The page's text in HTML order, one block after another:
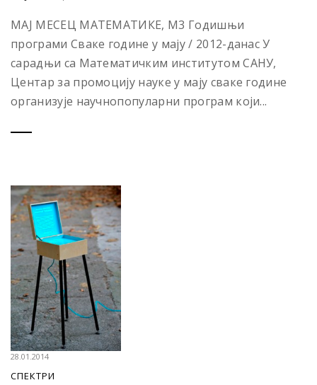
МАЈ МЕСЕЦ МАТЕМАТИКЕ, М3 Годишњи
програми Сваке године у мају / 2012-данас У
сарадњи са Математичким институтом САНУ,
Центар за промоцију науке у мају сваке године
организује научнопопуларни програм који...
28.01.2014
СПЕКТРИ